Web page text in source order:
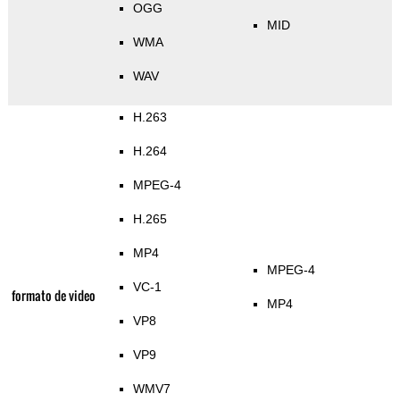
OGG
WMA
WAV
MID
formato de video
H.263
H.264
MPEG-4
H.265
MP4
VC-1
VP8
VP9
WMV7
MPEG-4
MP4